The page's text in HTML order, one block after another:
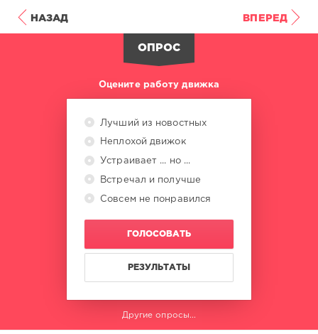
НАЗАД ВПЕРЕД
ОПРОС
Оцените работу движка
Лучший из новостных
Неплохой движок
Устраивает ... но ...
Встречал и получше
Совсем не понравился
ГОЛОСОВАТЬ
РЕЗУЛЬТАТЫ
Другие опросы...